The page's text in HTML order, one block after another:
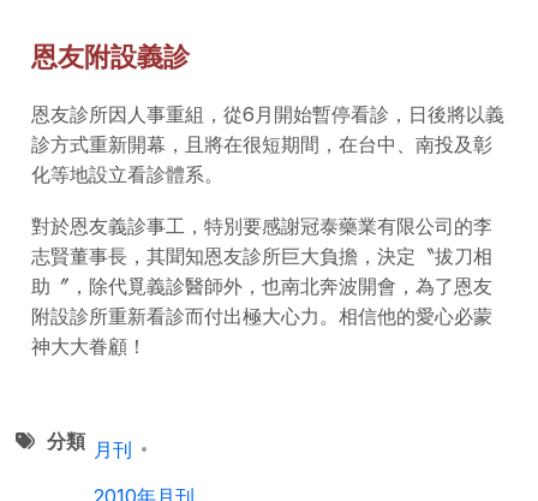
恩友附設義診
恩友診所因人事重組，從6月開始暫停看診，日後將以義
診方式重新開幕，且將在很短期間，在台中、南投及彰
化等地設立看診體系。
對於恩友義診事工，特別要感謝冠泰藥業有限公司的李
志賢董事長，其聞知恩友診所巨大負擔，決定〝拔刀相
助〞，除代覓義診醫師外，也南北奔波開會，為了恩友
附設診所重新看診而付出極大心力。相信他的愛心必蒙
神大大眷顧！
分類 月刊
2010年月刊